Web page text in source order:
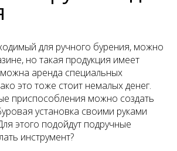
для ручного бурения, можно
но такая продукция имеет
аренда специальных
это тоже стоит немалых денег.
приспособления можно создать
установка своими руками
этого подойдут подручные
инструмент?